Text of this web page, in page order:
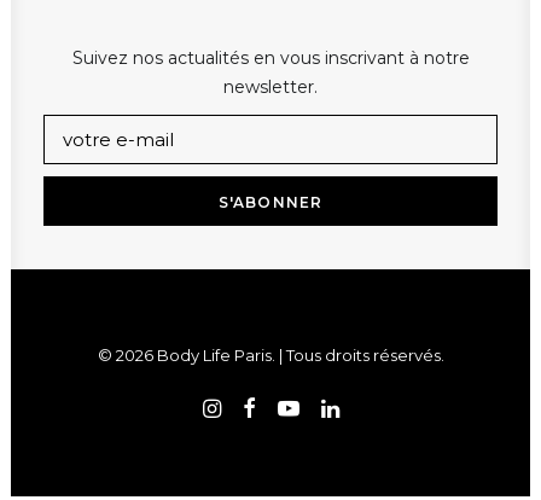
Suivez nos actualités en vous inscrivant à notre
newsletter.
© 2026 Body Life Paris. | Tous droits réservés.